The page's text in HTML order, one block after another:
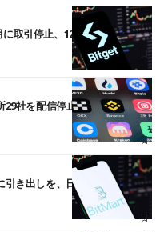
取引停止、12月末に強制決済
社を配信停止──OKXやバイビ
き出しを、日本人利用者も対